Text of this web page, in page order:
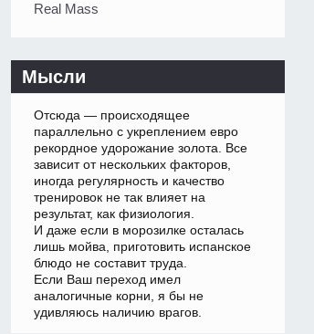
Real Mass
Мысли
Отсюда — происходящее
параллельно с укреплением евро
рекордное удорожание золота. Все
зависит от нескольких факторов,
иногда регулярность и качество
тренировок не так влияет на
результат, как физиология.
И даже если в морозилке осталась
лишь мойва, приготовить испанское
блюдо не составит труда.
Если Ваш переход имел
аналогичные корни, я бы не
удивляюсь наличию врагов.